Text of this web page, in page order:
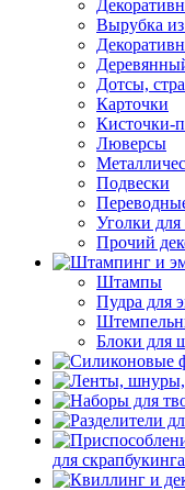
Вырубка из
Дотсы,
Карточки
Кисточки-
Люверсы
Подвески
Уголки для
Прочий
Штампы
Пудра для
Блоки для
для скрапбукинга